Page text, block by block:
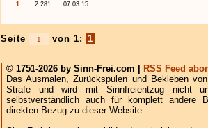
1 2.281 07.03.15
Seite von 1: 1
© 1751-2026 by Sinn-Frei.com |
RSS Feed
Das Ausmalen, Zurückspulen und Bekleben
Strafe und wird mit Sinnfreientzug nicht
selbstverständlich auch für komplett andere
direkten Bezug zu dieser Website.